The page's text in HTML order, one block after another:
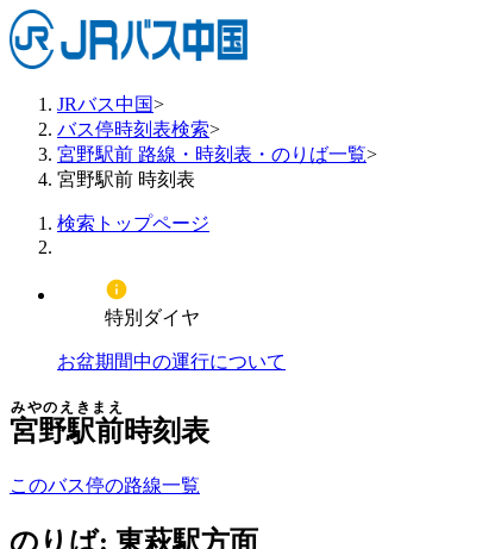
JRバス中国>
バス停時刻表検索>
宮野駅前 路線・時刻表・のりば一覧>
宮野駅前 時刻表
検索トップページ
特別ダイヤ
お盆期間中の運行について
宮野駅前
みやのえきまえ
時刻表
このバス停の路線一覧
のりば: 東萩駅方面